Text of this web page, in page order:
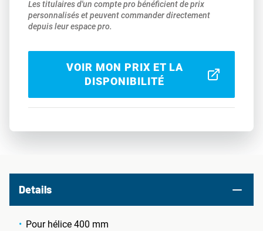
Les titulaires d'un compte pro bénéficient de prix
personnalisés et peuvent commander directement
depuis leur espace pro.
VOIR MON PRIX ET LA
DISPONIBILITÉ
Details
Pour hélice 400 mm